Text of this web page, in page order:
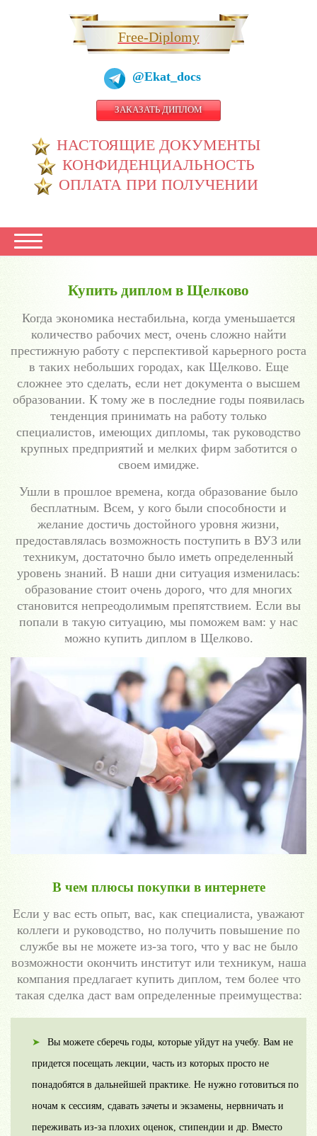
Free-Diplomy
@Ekat_docs
ЗАКАЗАТЬ ДИПЛОМ
НАСТОЯЩИЕ ДОКУМЕНТЫ
КОНФИДЕНЦИАЛЬНОСТЬ
ОПЛАТА ПРИ ПОЛУЧЕНИИ
Купить диплом в Щелково
Когда экономика нестабильна, когда уменьшается
количество рабочих мест, очень сложно найти
престижную работу с перспективой карьерного роста
в таких небольших городах, как Щелково. Еще
сложнее это сделать, если нет документа о высшем
образовании. К тому же в последние годы появилась
тенденция принимать на работу только
специалистов, имеющих дипломы, так руководство
крупных предприятий и мелких фирм заботится о
своем имидже.
Ушли в прошлое времена, когда образование было
бесплатным. Всем, у кого были способности и
желание достичь достойного уровня жизни,
предоставлялась возможность поступить в ВУЗ или
техникум, достаточно было иметь определенный
уровень знаний. В наши дни ситуация изменилась:
образование стоит очень дорого, что для многих
становится непреодолимым препятствием. Если вы
попали в такую ситуацию, мы поможем вам: у нас
можно купить диплом в Щелково.
В чем плюсы покупки в интернете
Если у вас есть опыт, вас, как специалиста, уважают
коллеги и руководство, но получить повышение по
службе вы не можете из-за того, что у вас не было
возможности окончить институт или техникум, наша
компания предлагает купить диплом, тем более что
такая сделка даст вам определенные преимущества:
Вы можете сберечь годы, которые уйдут на учебу. Вам не
придется посещать лекции, часть из которых просто не
понадобятся в дальнейшей практике. Не нужно готовиться по
ночам к сессиям, сдавать зачеты и экзамены, нервничать и
переживать из-за плохих оценок, стипендии и др. Вместо